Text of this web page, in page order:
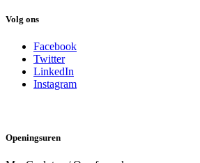
Volg ons
Facebook
Twitter
LinkedIn
Instagram
Openingsuren